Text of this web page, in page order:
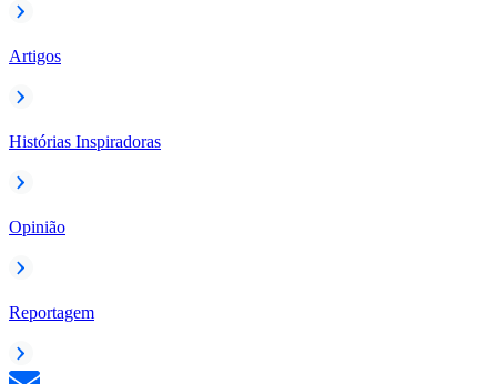
Artigos
Histórias Inspiradoras
Opinião
Reportagem